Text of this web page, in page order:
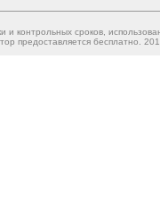
и контрольных сроков,
предоставляется бесплатно.